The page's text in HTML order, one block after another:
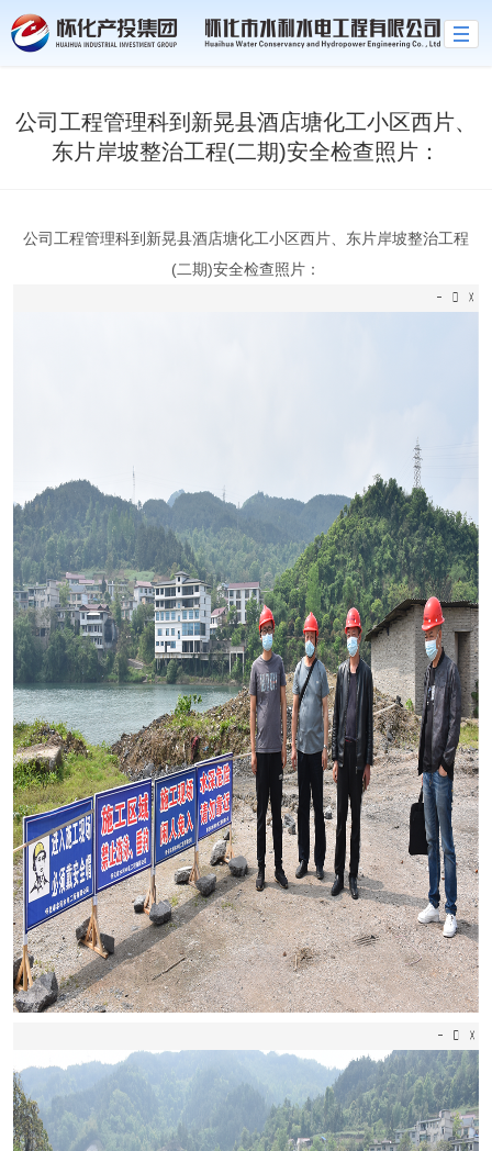
乐动网
公司工程管理科到新晃县酒店塘化工小区西片、
东片岸坡整治工程(二期)安全检查照片：
公司工程管理科到新晃县酒店塘化工小区西片、东片岸坡整治工程
(二期)安全检查照片：